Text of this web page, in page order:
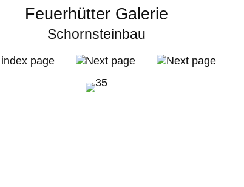
Feuerhütter Galerie
Schornsteinbau